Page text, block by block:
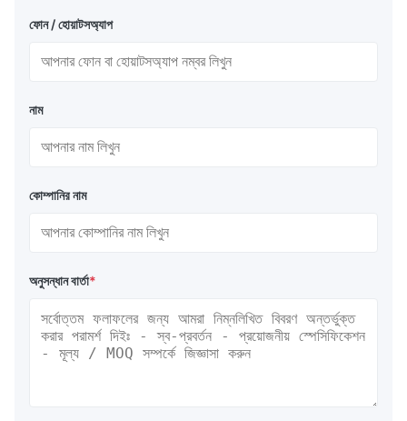
ফোন / হোয়াটসঅ্যাপ
নাম
কোম্পানির নাম
অনুসন্ধান বার্তা*